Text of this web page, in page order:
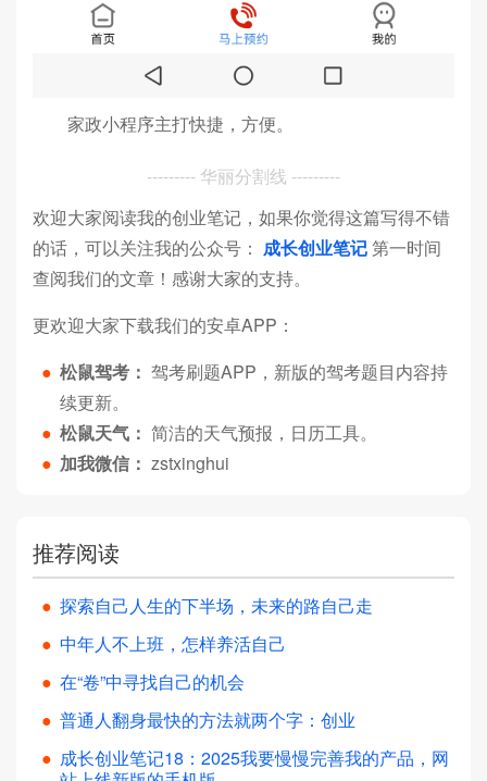
家政小程序主打快捷，方便。
--------- 华丽分割线 ---------
欢迎大家阅读我的创业笔记，如果你觉得这篇写得不错
的话，可以关注我的公众号： 成长创业笔记第一时间
查阅我们的文章！感谢大家的支持。
更欢迎大家下载我们的安卓APP：
● 松鼠驾考： 驾考刷题APP，新版的驾考题目内容持
续更新。
● 松鼠天气： 简洁的天气预报，日历工具。
● 加我微信： zstxinghui
推荐阅读
● 探索自己人生的下半场，未来的路自己走
● 中年人不上班，怎样养活自己
● 在“卷”中寻找自己的机会
● 普通人翻身最快的方法就两个字：创业
● 成长创业笔记18：2025我要慢慢完善我的产品，网